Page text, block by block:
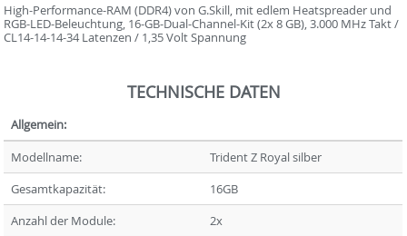
High-Performance-RAM (DDR4) von G.Skill, mit edlem Heatspreader und
RGB-LED-Beleuchtung, 16-GB-Dual-Channel-Kit (2x 8 GB), 3.000 MHz Takt /
CL14-14-14-34 Latenzen / 1,35 Volt Spannung
TECHNISCHE DATEN
Allgemein:
Modellname:
Trident Z Royal silber
Gesamtkapazität:
16GB
Anzahl der Module:
2x